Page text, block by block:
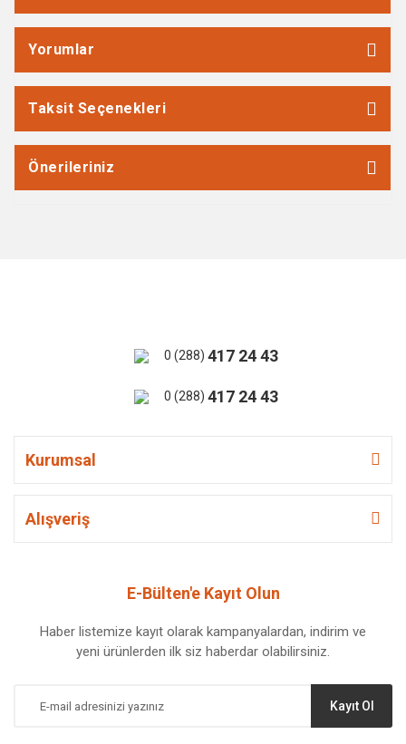
Yorumlar
Taksit Seçenekleri
Önerileriniz
0 (288) 417 24 43
0 (288) 417 24 43
Kurumsal
Alışveriş
E-Bülten'e Kayıt Olun
Haber listemize kayıt olarak kampanyalardan, indirim ve
yeni ürünlerden ilk siz haberdar olabilirsiniz.
Kayıt Ol